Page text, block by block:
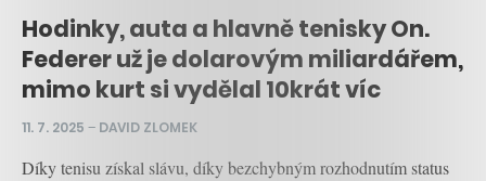
Hodinky, auta a hlavně tenisky On.
Federer už je dolarovým miliardářem,
mimo kurt si vydělal 10krát víc
11. 7. 2025 – DAVID ZLOMEK
Díky tenisu získal slávu, díky bezchybným rozhodnutím status